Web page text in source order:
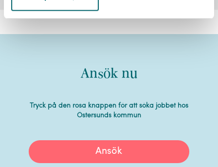
Ansök nu
Tryck på den rosa knappen för att söka jobbet hos
Östersunds kommun
Ansök